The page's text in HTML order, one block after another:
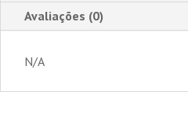
Avaliações (0)
N/A